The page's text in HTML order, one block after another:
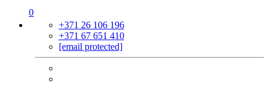
0
+371 26 106 196
+371 67 651 410
[email protected]